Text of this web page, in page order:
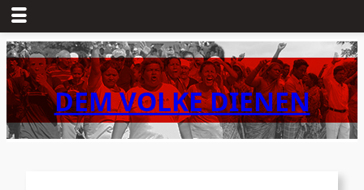
Zum
Inhalt
springenDEM VOLKE DIENEN